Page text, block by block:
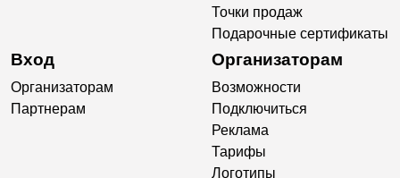
Точки продаж
Подарочные сертификаты
Вход
Организаторам
Партнерам
Организаторам
Возможности
Подключиться
Реклама
Тарифы
Логотипы